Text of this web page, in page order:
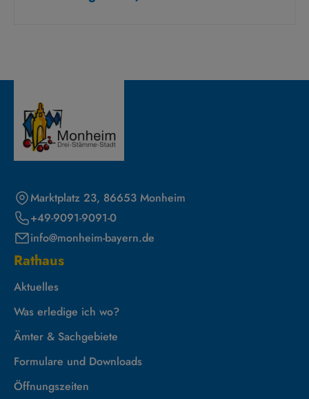
Marktplatz 23, 86653 Monheim
+49-9091-9091-0
info@monheim-bayern.de
Rathaus
Aktuelles
Was erledige ich wo?
Ämter & Sachgebiete
Formulare und Downloads
Öffnungszeiten